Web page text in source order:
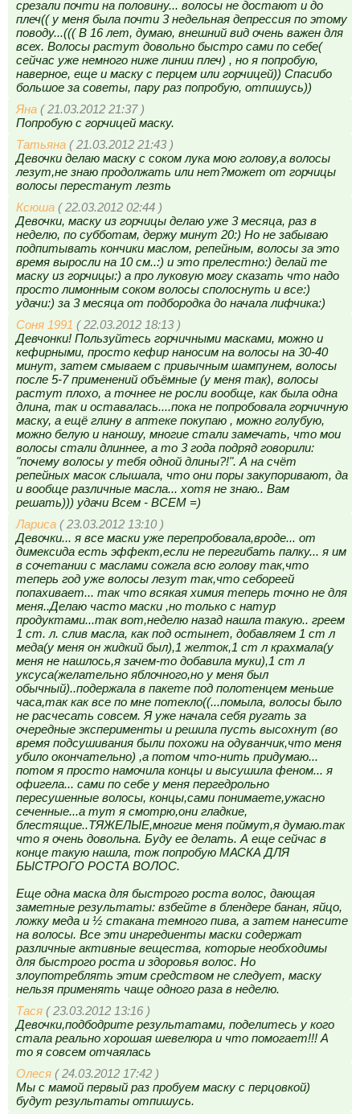
срезали почти на половину... волосы не достают и до
плеч(( у меня была почти 3 недельная депрессия по этому
поводу...((( В 16 лет, думаю, внешний вид очень важен для
всех. Волосы растут довольно быстро сами по себе(
сейчас уже немного ниже линии плеч) , но я попробую,
наверное, еще и маску с перцем или горчицей)) Спасибо
большое за советы, пару раз попробую, отпишусь))
Яна ( 21.03.2012 21:37 )
Попробую с горчицей маску.
Татьяна ( 21.03.2012 21:43 )
Девочки делаю маску с соком лука мою голову,а волосы
лезут,не знаю продолжать или нет?может от горчицы
волосы перестанут лезть
Ксюша ( 22.03.2012 02:44 )
Девочки, маску из горчицы делаю уже 3 месяца, раз в
неделю, по субботам, держу минут 20:) Но не забываю
подпитывать кончики маслом, репейным, волосы за это
время выросли на 10 см..:) и это прелестно:) делай те
маску из горчицы:) а про луковую могу сказать что надо
просто лимонным соком волосы сполоснуть и все:)
удачи:) за 3 месяца от подбородка до начала лифчика:)
Соня 1991 ( 22.03.2012 18:13 )
Девчонки! Пользуйтесь горчичными масками, можно и
кефирными, просто кефир наносим на волосы на 30-40
минут, затем смываем с привычным шампунем, волосы
после 5-7 применений объёмные (у меня так), волосы
растут плохо, а точнее не росли вообще, как была одна
длина, так и оставалась....пока не попробовала горчичную
маску, а ещё глину в аптеке покупаю , можно голубую,
можно белую и наношу, многие стали замечать, что мои
волосы стали длиннее, а то 3 года подряд говорили:
"почему волосы у тебя одной длины?!". А на счёт
репейных масок слышала, что они поры закупоривают, да
и вообще различные масла... хотя не знаю.. Вам
решать))) удачи Всем - ВСЕМ =)
Лариса ( 23.03.2012 13:10 )
Девочки... я все маски уже перепробовала,вроде... от
димексида есть эффект,если не перегибать палку... я им
в сочетании с маслами сожгла всю голову так,что
теперь год уже волосы лезут так,что себореей
попахивает... так что всякая химия теперь точно не для
меня..Делаю часто маски ,но только с натур
продуктами...так вот,неделю назад нашла такую.. греем
1 ст. л. слив масла, как под остынет, добавляем 1 ст л
меда(у меня он жидкий был),1 желток,1 ст л крахмала(у
меня не нашлось,я зачем-то добавила муки),1 ст л
уксуса(желательно яблочного,но у меня был
обычный)..подержала в пакете под полотенцем меньше
часа,так как все по мне потекло((...помыла, волосы было
не расчесать совсем. Я уже начала себя ругать за
очередные эксперименты и решила пусть высохнут (во
время подсушивания были похожи на одуванчик,что меня
убило окончательно) ,а потом что-нить придумаю...
потом я просто намочила концы и высушила феном... я
офигела... сами по себе у меня пергедрольно
пересушенные волосы, концы,сами понимаете,ужасно
сеченные...а тут я смотрю,они гладкие,
блестящие..ТЯЖЕЛЫЕ,многие меня поймут,я думаю.так
что я очень довольна. Буду ее делать. А еще сейчас в
конце такую нашла, тож попробую МАСКА ДЛЯ
БЫСТРОГО РОСТА ВОЛОС.
Еще одна маска для быстрого роста волос, дающая
заметные результаты: взбейте в блендере банан, яйцо,
ложку меда и ½ стакана темного пива, а затем нанесите
на волосы. Все эти ингредиенты маски содержат
различные активные вещества, которые необходимы
для быстрого роста и здоровья волос. Но
злоупотреблять этим средством не следует, маску
нельзя применять чаще одного раза в неделю.
Тася ( 23.03.2012 13:16 )
Девочки,подбодрите результатами, поделитесь у кого
стала реально хорошая шевелюра и что помогает!!! А
то я совсем отчаялась
Олеся ( 24.03.2012 17:42 )
Мы с мамой первый раз пробуем маску с перцовкой)
будут результаты отпишусь.